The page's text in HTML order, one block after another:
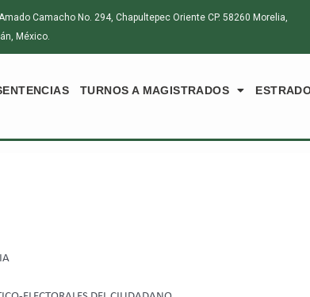
Camacho No. 294, Chapultepec Oriente CP. 58260 Morelia,
México.
TURNOS A MAGISTRADOS